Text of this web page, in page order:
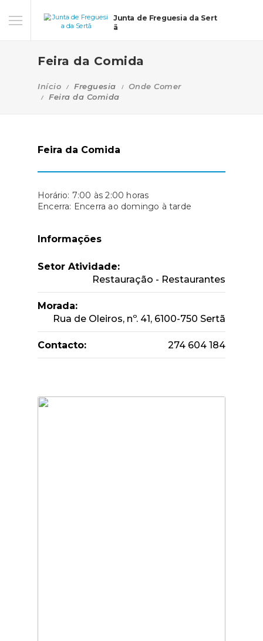
Junta de Freguesia da Sert
ã
Feira da Comida
Início Freguesia
Onde Comer
Feira da Comida
Feira da Comida
Horário: 7:00 às 2:00 horas
Encerra: Encerra ao domingo à tarde
Informações
Setor Atividade:
Restauração - Restaurantes
Morada:
Rua de Oleiros, nº. 41, 6100-750 Sertã
Contacto: 274 604 184